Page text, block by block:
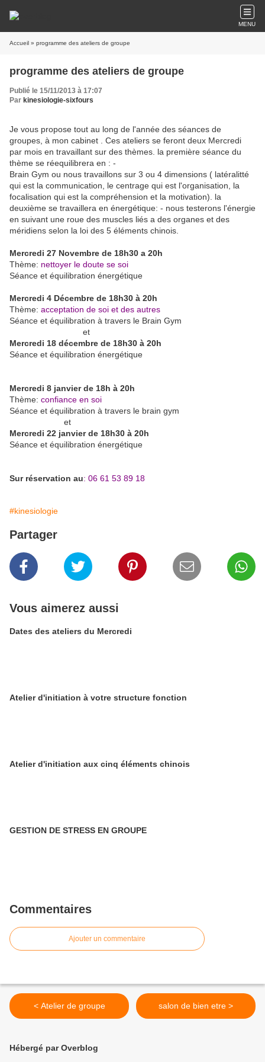
MENU
Accueil » programme des ateliers de groupe
programme des ateliers de groupe
Publié le 15/11/2013 à 17:07
Par kinesiologie-sixfours
Je vous propose tout au long de l'année des séances de
groupes, à mon cabinet . Ces ateliers se feront deux Mercredi
par mois en travaillant sur des thèmes. la première séance du
thème se réequilibrera en : -
Brain Gym ou nous travaillons sur 3 ou 4 dimensions ( latéralitté
qui est la communication, le centrage qui est l'organisation, la
focalisation qui est la compréhension et la motivation). la
deuxième se travaillera en énergétique: - nous testerons l'énergie
en suivant une roue des muscles liés a des organes et des
méridiens selon la loi des 5 éléments chinois.
Mercredi 27 Novembre de 18h30 a 20h
Thème: nettoyer le doute se soi
Séance et équilibration énergétique
Mercredi 4 Décembre de 18h30 à 20h
Thème: acceptation de soi et des autres
Séance et équilibration à travers le Brain Gym
et
Mercredi 18 décembre de 18h30 à 20h
Séance et équilibration énergétique
Mercredi 8 janvier de 18h à 20h
Thème: confiance en soi
Séance et équilibration à travers le brain gym
et
Mercredi 22 janvier de 18h30 à 20h
Séance et équilibration énergétique
Sur réservation au: 06 61 53 89 18
#kinesiologie
Partager
Vous aimerez aussi
Dates des ateliers du Mercredi
Atelier d'initiation à votre structure fonction
Atelier d'initiation aux cinq éléments chinois
GESTION DE STRESS EN GROUPE
Commentaires
Ajouter un commentaire
< Atelier de groupe salon de bien etre >
Hébergé par Overblog